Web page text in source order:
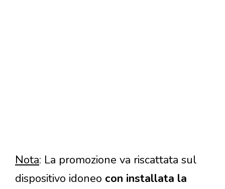
Nota: La promozione va riscattata sul
dispositivo idoneo con installata la